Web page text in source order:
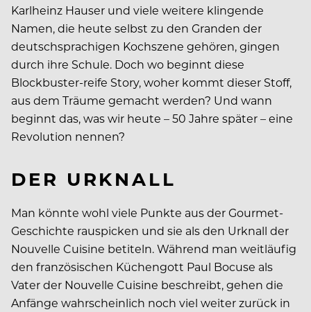
Karlheinz Hauser und viele weitere klingende
Namen, die heute selbst zu den Granden der
deutschsprachigen Kochszene gehören, gingen
durch ihre Schule. Doch wo beginnt diese
Blockbuster-reife Story, woher kommt dieser Stoff,
aus dem Träume gemacht werden? Und wann
beginnt das, was wir heute – 50 Jahre später – eine
Revolution nennen?
DER URKNALL
Man könnte wohl viele Punkte aus der Gourmet-
Geschichte rauspicken und sie als den Urknall der
Nouvelle Cuisine betiteln. Während man weitläufig
den französischen Küchengott Paul Bocuse als
Vater der Nouvelle Cuisine beschreibt, gehen die
Anfänge wahrscheinlich noch viel weiter zurück in